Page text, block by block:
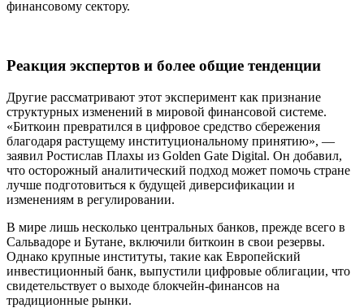
финансовому сектору.
Реакция экспертов и более общие тенденции
Другие рассматривают этот эксперимент как признание
структурных изменений в мировой финансовой системе.
«Биткоин превратился в цифровое средство сбережения
благодаря растущему институциональному принятию», —
заявил Ростислав Плахы из Golden Gate Digital. Он добавил,
что осторожный аналитический подход может помочь стране
лучше подготовиться к будущей диверсификации и
изменениям в регулировании.
В мире лишь несколько центральных банков, прежде всего в
Сальвадоре и Бутане, включили биткоин в свои резервы.
Однако крупные институты, такие как Европейский
инвестиционный банк, выпустили цифровые облигации, что
свидетельствует о выходе блокчейн-финансов на
традиционные рынки.